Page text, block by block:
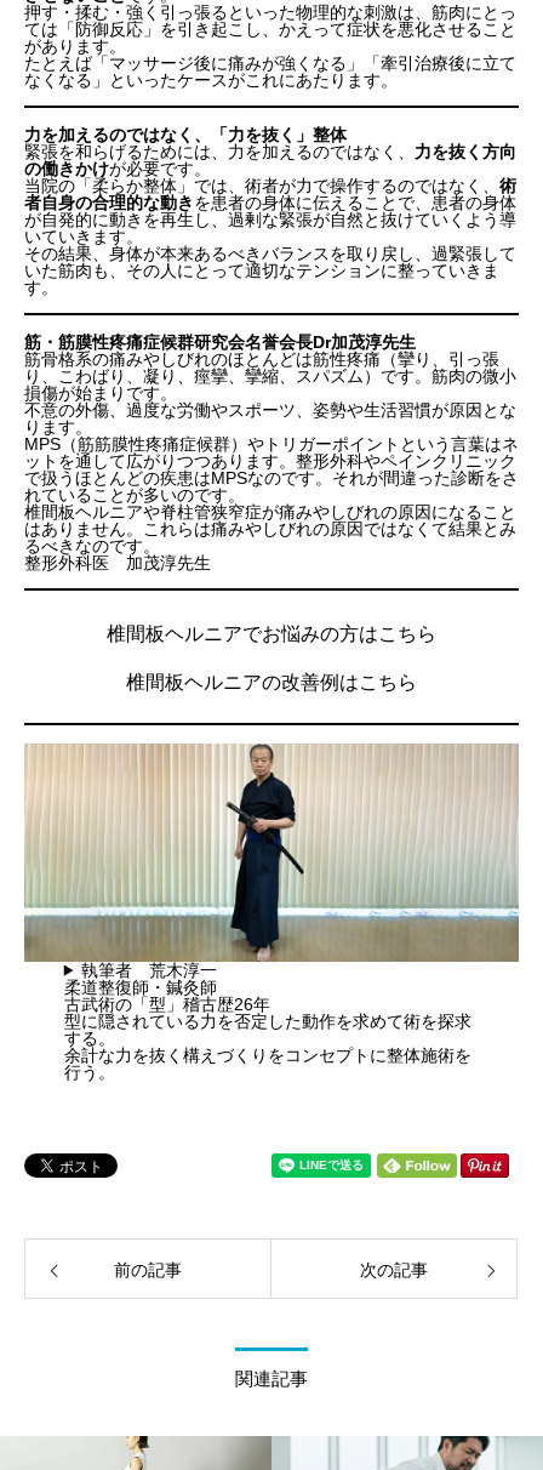
押す・揉む・強く引っ張るといった物理的な刺激は、筋肉にとっ
ては「防御反応」を引き起こし、かえって症状を悪化させること
があります。
たとえば「マッサージ後に痛みが強くなる」「牽引治療後に立て
なくなる」といったケースがこれにあたります。
力を加えるのではなく、「力を抜く」整体
緊張を和らげるためには、力を加えるのではなく、 力を抜く方向
の働きかけが必要です。
当院の「柔らか整体」では、術者が力で操作するのではなく、 術
者自身の合理的な動きを患者の身体に伝えることで、患者の身体
が自発的に動きを再生し、過剰な緊張が自然と抜けていくよう導
いていきます。
その結果、身体が本来あるべきバランスを取り戻し、過緊張して
いた筋肉も、その人にとって適切なテンションに整っていきま
す。
筋・筋膜性疼痛症候群研究会名誉会長Dr加茂淳先生
筋骨格系の痛みやしびれのほとんどは筋性疼痛（攣り、引っ張
り、こわばり、凝り、痙攣、攣縮、スパズム）です。筋肉の微小
損傷が始まりです。
不意の外傷、過度な労働やスポーツ、姿勢や生活習慣が原因とな
ります。
MPS（筋筋膜性疼痛症候群）やトリガーポイントという言葉はネ
ットを通して広がりつつあります。整形外科やペインクリニック
で扱うほとんどの疾患はMPSなのです。それが間違った診断をさ
れていることが多いのです。
椎間板ヘルニアや脊柱管狭窄症が痛みやしびれの原因になること
はありません。これらは痛みやしびれの原因ではなくて結果とみ
るべきなのです。
整形外科医 加茂淳先生
椎間板ヘルニアでお悩みの方はこちら
椎間板ヘルニアの改善例はこちら
執筆者 荒木淳一
柔道整復師・鍼灸師
古武術の「型」稽古歴26年
型に隠されている力を否定した動作を求めて術を探求
する。
余計な力を抜く構えづくりをコンセプトに整体施術を
行う。
前の記事 次の記事
関連記事
椎間板ヘルニアの捉え方
当院での考え方とアプローチ
施術の目的と方法
わかりやすい例え：濡れたタオルを絞る
ヘルニアは「現象」であり、「結果」である
過緊張への正しいアプローチ
力を加えるのではなく、「力を抜く」整体
筋・筋膜性疼痛症候群研究会名誉会長Dr加茂淳先生